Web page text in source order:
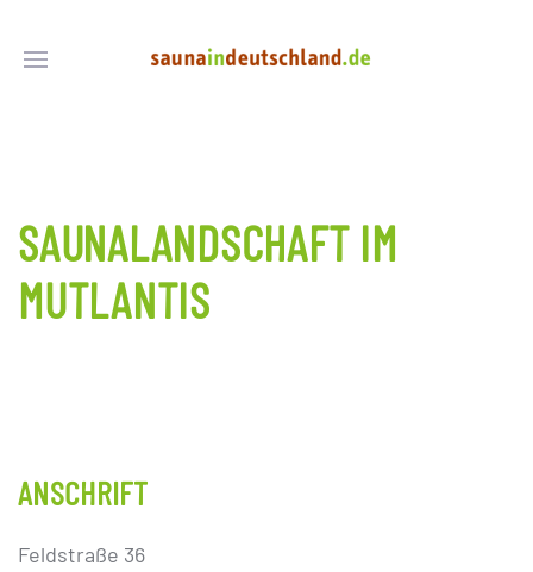
SAUNALANDSCHAFT IM
MUTLANTIS
ANSCHRIFT
Feldstraße 36